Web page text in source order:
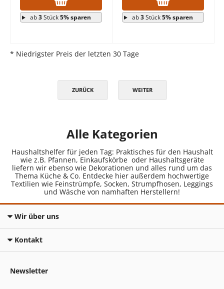
ab3Stück5% sparen ab3Stück5% sparen
* Niedrigster Preis der letzten 30 Tage
ZURÜCK WEITER
Alle Kategorien
Haushaltshelfer für jeden Tag: Praktisches für den Haushalt
wie z.B. Pfannen, Einkaufskörbe oder Haushaltsgeräte
liefern wir ebenso wie Dekorationen und alles rund um das
Thema Küche & Co. Entdecke hier außerdem hochwertige
Textilien wie Feinstrümpfe, Socken, Strumpfhosen, Leggings
und Wäsche von namhaften Herstellern!
Wir über uns
Kontakt
Newsletter